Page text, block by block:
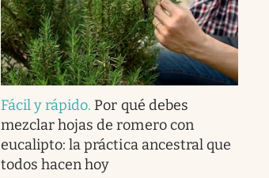
Fácil y rápido. Por qué debes
mezclar hojas de romero con
eucalipto: la práctica ancestral que
todos hacen hoy